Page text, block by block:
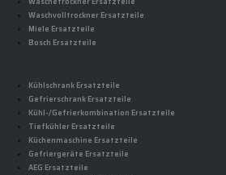
Waschvolltrockner Ersatzteile
Miele Ersatzteile
Bosch Ersatzteile
Kühlschrank Ersatzteile
Gefrierschrank Ersatzteile
Kühl-/Gefrierkombination Ersatzteile
Tiefkühler Ersatzteile
Küchenmaschine Ersatzteile
Gefriergeräte Ersatzteile
AEG Ersatzteile